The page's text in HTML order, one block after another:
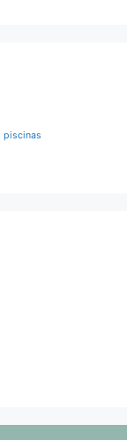
piscinas